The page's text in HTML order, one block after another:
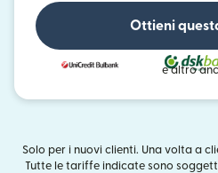
Ottieni
e altro
Solo per i nuovi clienti. Una volta a
Tutte le tariffe indicate sono